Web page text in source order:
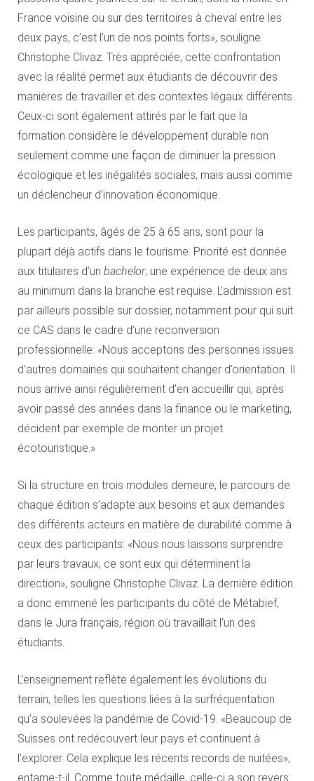
France voisine ou sur des territoires à cheval entre les
deux pays, c’est l’un de nos points forts», souligne
Christophe Clivaz. Très appréciée, cette confrontation
avec la réalité permet aux étudiants de découvrir des
manières de travailler et des contextes légaux différents.
Ceux-ci sont également attirés par le fait que la
formation considère le développement durable non
seulement comme une façon de diminuer la pression
écologique et les inégalités sociales, mais aussi comme
un déclencheur d’innovation économique.
Les participants, âgés de 25 à 65 ans, sont pour la
plupart déjà actifs dans le tourisme. Priorité est donnée
aux titulaires d’un bachelor; une expérience de deux ans
au minimum dans la branche est requise. L’admission est
par ailleurs possible sur dossier, notamment pour qui suit
ce CAS dans le cadre d’une reconversion
professionnelle: «Nous acceptons des personnes issues
d’autres domaines qui souhaitent changer d’orientation. Il
nous arrive ainsi régulièrement d’en accueillir qui, après
avoir passé des années dans la finance ou le marketing,
décident par exemple de monter un projet
écotouristique.»
Si la structure en trois modules demeure, le parcours de
chaque édition s’adapte aux besoins et aux demandes
des différents acteurs en matière de durabilité comme à
ceux des participants: «Nous nous laissons surprendre
par leurs travaux, ce sont eux qui déterminent la
direction», souligne Christophe Clivaz. La dernière édition
a donc emmené les participants du côté de Métabief,
dans le Jura français, région où travaillait l’un des
étudiants.
L’enseignement reflète également les évolutions du
terrain, telles les questions liées à la surfréquentation
qu’a soulevées la pandémie de Covid-19. «Beaucoup de
Suisses ont redécouvert leur pays et continuent à
l’explorer. Cela explique les récents records de nuitées»,
entame-t-il. Comme toute médaille, celle-ci a son revers: